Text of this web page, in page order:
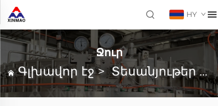
HY
Ջուր
Գլխավոր էջ>Տեսանյութեր>